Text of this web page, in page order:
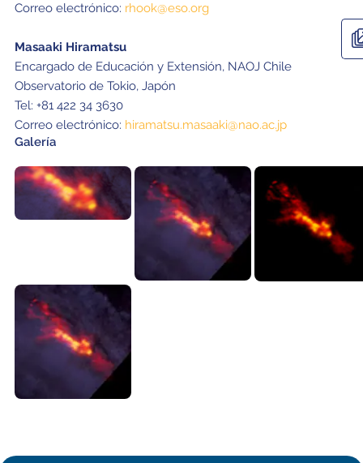
Correo electrónico: rhook@eso.org
Masaaki Hiramatsu
Encargado de Educación y Extensión, NAOJ Chile
Observatorio de Tokio, Japón
Tel: +81 422 34 3630
Correo electrónico: hiramatsu.masaaki@nao.ac.jp
Galería